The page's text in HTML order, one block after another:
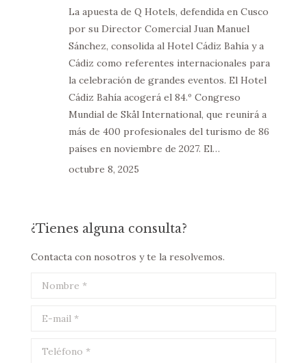
La apuesta de Q Hotels, defendida en Cusco
por su Director Comercial Juan Manuel
Sánchez, consolida al Hotel Cádiz Bahía y a
Cádiz como referentes internacionales para
la celebración de grandes eventos. El Hotel
Cádiz Bahía acogerá el 84.º Congreso
Mundial de Skål International, que reunirá a
más de 400 profesionales del turismo de 86
países en noviembre de 2027. El…
octubre 8, 2025
¿Tienes alguna consulta?
Contacta con nosotros y te la resolvemos.
Nombre *
E-mail *
Teléfono *